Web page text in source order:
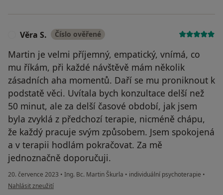
Věra S. Číslo ověřené
Martin je velmi příjemný, empatický, vnímá, co
mu říkám, při každé návštěvě mám několik
zásadních aha momentů. Daří se mu proniknout k
podstatě věci. Uvítala bych konzultace delší než
50 minut, ale za delší časové období, jak jsem
byla zvyklá z předchozí terapie, nicméně chápu,
že každý pracuje svým způsobem. Jsem spokojená
a v terapii hodlám pokračovat. Za mě
jednoznačně doporučuji.
20. července 2023 • Ing. Bc. Martin Škurla • individuální psychoterapie •
podle názoru uživatele Věra S.
Nahlásit zneužití